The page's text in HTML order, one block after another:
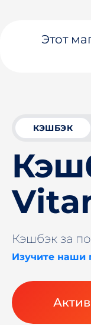
Этот
КЭШБЭК
Кэшбэк за
Изучите наши